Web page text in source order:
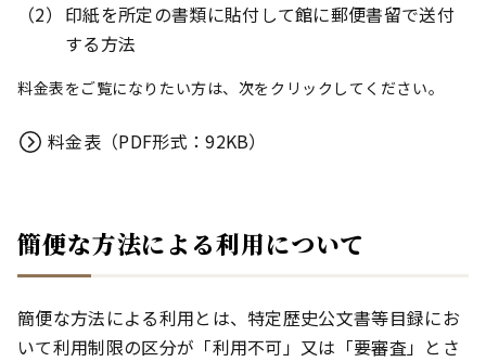
印紙を所定の書類に貼付して館に郵便書留で送付
する方法
料金表をご覧になりたい方は、次をクリックしてください。
料金表（PDF形式：92KB）
簡便な方法による利用について
簡便な方法による利用とは、特定歴史公文書等目録にお
いて利用制限の区分が「利用不可」又は「要審査」とさ